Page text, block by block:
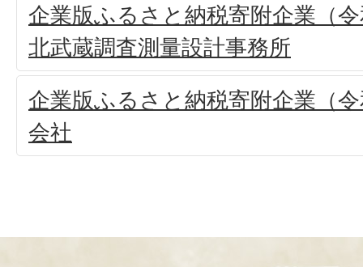
企業版ふるさと納税寄附企業（
北武蔵調査測量設計事務所
企業版ふるさと納税寄附企業（
会社